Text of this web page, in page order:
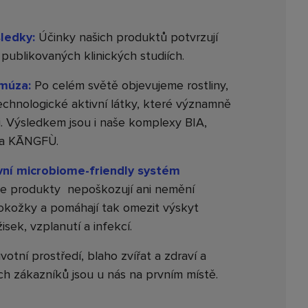
Účinky našich produktů potvrzují
klinických studiích.
Po celém světě objevujeme rostliny,
aktivní látky, které významně
Výsledkem jsou i naše komplexy BIA,
KĀNGFÙ.
microbiome-friendly systém
produkty nepoškozují ani nemění
a pomáhají tak omezit výskyt
vzplanutí a infekcí.
prostředí, blaho zvířat a zdraví a
zákazníků jsou u nás na prvním místě.